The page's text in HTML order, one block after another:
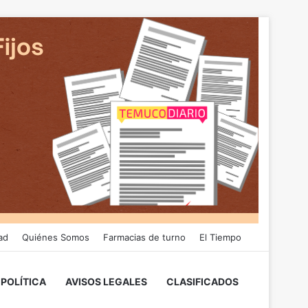
Quiénes Somos Farmacias de turno El Tiempo
POLÍTICA AVISOS LEGALES CLASIFICADOS